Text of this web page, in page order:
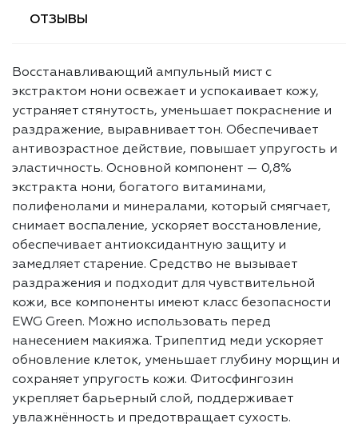
ОТЗЫВЫ
Восстанавливающий ампульный мист с
экстрактом нони освежает и успокаивает кожу,
устраняет стянутость, уменьшает покраснение и
раздражение, выравнивает тон. Обеспечивает
антивозрастное действие, повышает упругость и
эластичность. Основной компонент — 0,8%
экстракта нони, богатого витаминами,
полифенолами и минералами, который смягчает,
снимает воспаление, ускоряет восстановление,
обеспечивает антиоксидантную защиту и
замедляет старение. Средство не вызывает
раздражения и подходит для чувствительной
кожи, все компоненты имеют класс безопасности
EWG Green. Можно использовать перед
нанесением макияжа. Трипептид меди ускоряет
обновление клеток, уменьшает глубину морщин и
сохраняет упругость кожи. Фитосфингозин
укрепляет барьерный слой, поддерживает
увлажнённость и предотвращает сухость.